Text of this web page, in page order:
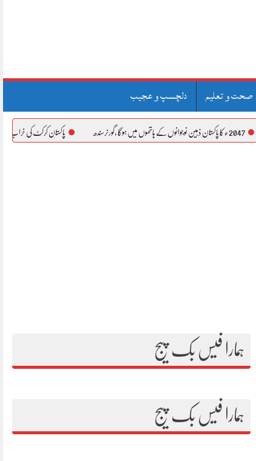
صحت و تعلیم دلچسپ و عجیب
پاکستان کرکٹ کی خراب کارکردگی کا ذمہ دار کوچ یا کپتان
ہمارا فیس بک پیج
ہمارا فیس بک پیج